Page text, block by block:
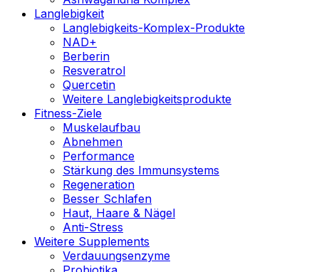
Langlebigkeit
Langlebigkeits-Komplex-Produkte
NAD+
Berberin
Resveratrol
Quercetin
Weitere Langlebigkeitsprodukte
Fitness-Ziele
Muskelaufbau
Abnehmen
Performance
Stärkung des Immunsystems
Regeneration
Besser Schlafen
Haut, Haare & Nägel
Anti-Stress
Weitere Supplements
Verdauungsenzyme